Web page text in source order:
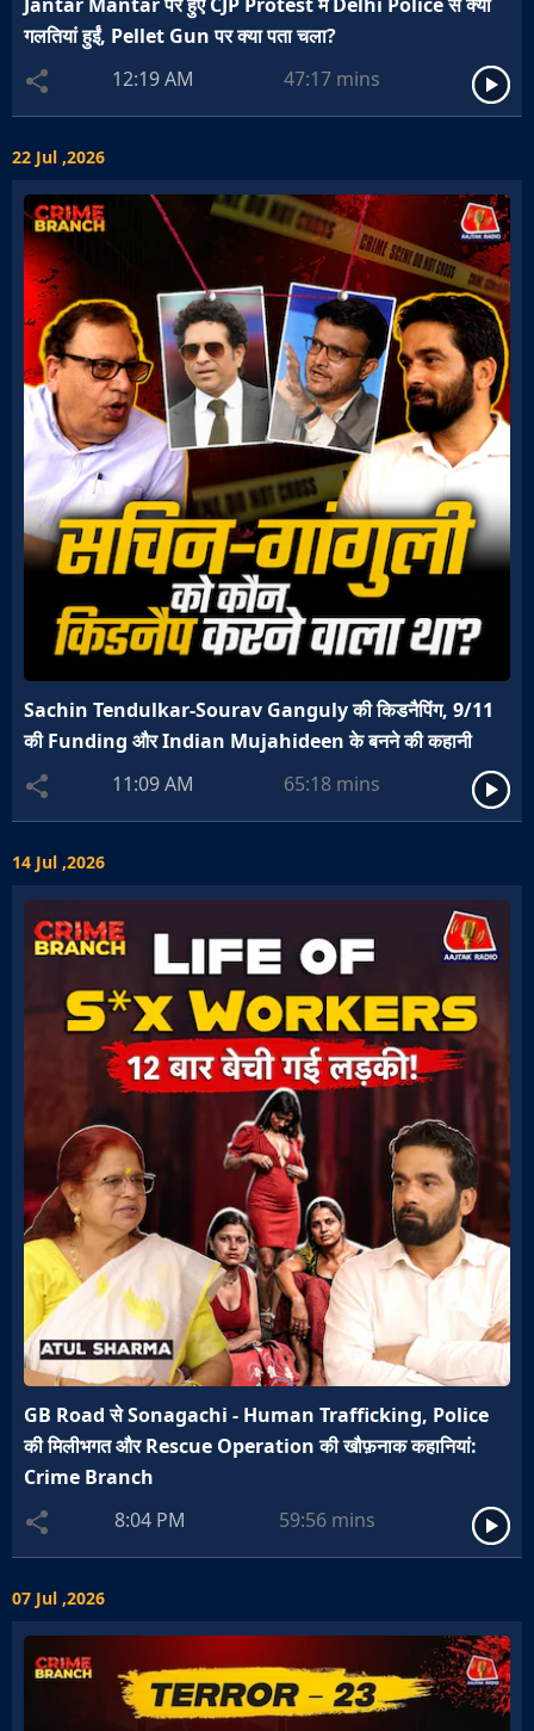
गलतियां हुईं, Pellet Gun पर क्या पता चला?
12:19 AM
47:17mins
22 Jul ,2026
Sachin Tendulkar-Sourav Ganguly की किडनैपिंग, 9/11
की Funding और Indian Mujahideen के बनने की कहानी
11:09 AM
65:18mins
14 Jul ,2026
GB Road से Sonagachi - Human Trafficking, Police
की मिलीभगत और Rescue Operation की खौफ़नाक कहानियां:
Crime Branch
8:04 PM
59:56 mins
07 Jul ,2026